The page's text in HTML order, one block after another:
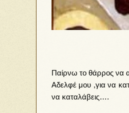
Παίρνω το θάρρος να
Αδελφέ μου ,για να
να καταλάβεις….